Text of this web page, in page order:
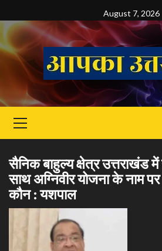
to
content
August 7, 2026
Menu
सैनिक बाहुल्य क्षेत्र उत्तराखंड
साथ अग्निवीर योजना के नाम
कौन : यशपाल